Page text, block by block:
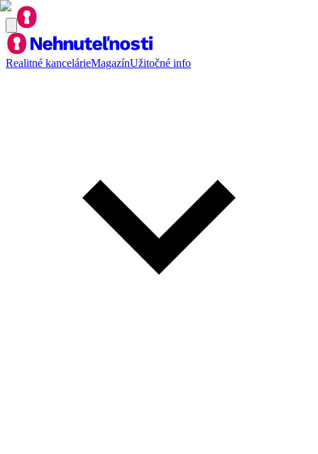
Realitné kancelárieMagazínUžitočné info